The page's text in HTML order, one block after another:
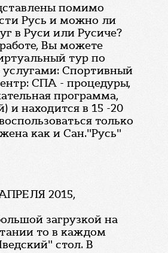
помимо
Русь и можно ли
в Руси или Русиче?
Вы можете
тур по
Спортивный
СПА - процедуры,
программа,
и находится в 15 -20
только
как и Сан."Русь"
2015,
загрузкой на
то в каждом
стол. В